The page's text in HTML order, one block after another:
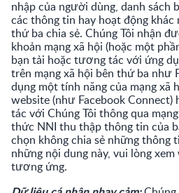
nhập của người dùng, danh sách
các thông tin hay hoạt động khác
thứ ba chia sẻ. Chúng Tôi nhận
khoản mạng xã hội (hoặc một
bạn tải hoặc tương tác với ứng
trên mạng xã hội bên thứ ba như
dụng một tính năng của mạng
website (như Facebook
tác với Chúng Tôi thông qua
thức NNI thu thập thông tin của
chọn không chia sẻ những thông
những nội dung này, vui lòng
tương ứng.